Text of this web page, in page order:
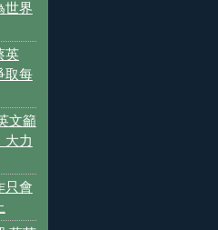
世界
英
取每
文籲
大力
只會